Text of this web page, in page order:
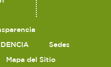
Sedes
Mapa del Sitio